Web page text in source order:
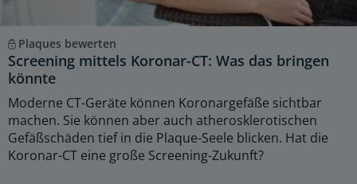
Plaques bewerten
Screening mittels Koronar-CT: Was das bringen
könnte
Moderne CT-Geräte können Koronargefäße sichtbar
machen. Sie können aber auch atherosklerotischen
Gefäßschäden tief in die Plaque-Seele blicken. Hat die
Koronar-CT eine große Screening-Zukunft?